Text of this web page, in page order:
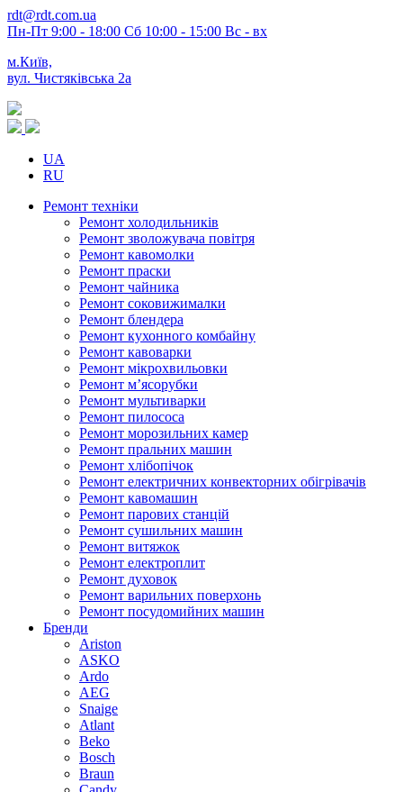
rdt@rdt.com.ua
Пн-Пт 9:00 - 18:00 Сб 10:00 - 15:00 Вс - вх
м.Київ,
вул. Чистяківська 2а
UA
RU
Ремонт техніки
Ремонт холодильників
Ремонт зволожувача повітря
Ремонт кавомолки
Ремонт праски
Ремонт чайника
Ремонт соковижималки
Ремонт блендера
Ремонт кухонного комбайну
Ремонт кавоварки
Ремонт мікрохвильовки
Ремонт м’ясорубки
Ремонт мультиварки
Ремонт пилососа
Ремонт морозильних камер
Ремонт пральних машин
Ремонт хлібопічок
Ремонт електричних конвекторних обігрівачів
Ремонт кавомашин
Ремонт парових станцій
Ремонт сушильних машин
Ремонт витяжок
Ремонт електроплит
Ремонт духовок
Ремонт варильних поверхонь
Ремонт посудомийних машин
Бренди
Ariston
ASKO
Ardo
AEG
Snaige
Atlant
Beko
Bosch
Braun